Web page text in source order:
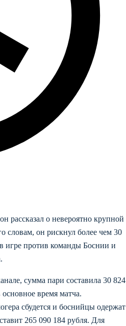
рассказал о невероятно крупной
словам, он рискнул более чем 30
против команды Боснии и
сумма пари составила 30 824
время матча.
сбудется и боснийцы одержат
265 090 184 рубля. Для